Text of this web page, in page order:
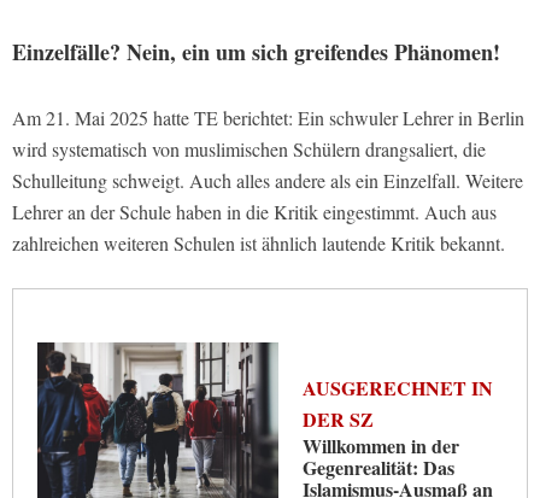
Einzelfälle? Nein, ein um sich greifendes Phänomen!
Am 21. Mai 2025 hatte TE berichtet: Ein schwuler Lehrer in Berlin
wird systematisch von muslimischen Schülern drangsaliert, die
Schulleitung schweigt. Auch alles andere als ein Einzelfall. Weitere
Lehrer an der Schule haben in die Kritik eingestimmt. Auch aus
zahlreichen weiteren Schulen ist ähnlich lautende Kritik bekannt.
AUSGERECHNET IN
DER SZ
Willkommen in der
Gegenrealität: Das
Islamismus-Ausmaß an